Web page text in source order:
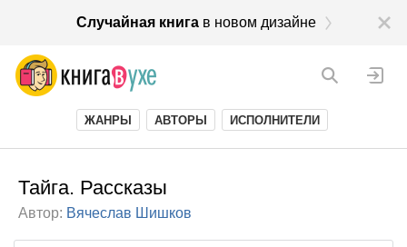
Случайная книгав новом дизайне
ЖАНРЫ АВТОРЫ ИСПОЛНИТЕЛИ
Тайга. Рассказы
Автор: Вячеслав Шишков